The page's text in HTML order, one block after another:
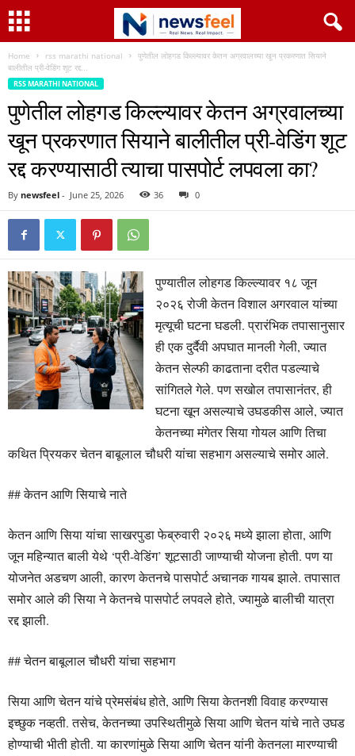
Home rss marathi national
पुणेतील लोहगड किल्ल्यावर केतन अग्रवालच्या खून प्रकरणात सियाने
बालीतील प्री-वेडिंग शूट रद्द...
RSS MARATHI NATIONAL
पुणेतील लोहगड किल्ल्यावर केतन अग्रवालच्या
खून प्रकरणात सियाने बालीतील प्री-वेडिंग शूट
रद्द करण्यासाठी त्याचा पासपोर्ट लपवला का?
By newsfeel - June 25, 2026 36 0
पुण्यातील लोहगड किल्ल्यावर १८ जून
२०२६ रोजी केतन विशाल अगरवाल यांच्या
मृत्यूची घटना घडली. प्रारंभिक तपासानुसार
ही एक दुर्दैवी अपघात मानली गेली, ज्यात
केतन सेल्फी काढताना दरीत पडल्याचे
सांगितले गेले. पण सखोल तपासानंतर, ही
घटना खून असल्याचे उघडकीस आले, ज्यात
केतनच्या मंगेतर सिया गोयल आणि तिचा
कथित प्रियकर चेतन बाबूलाल चौधरी यांचा सहभाग असल्याचे समोर आले.
## केतन आणि सियाचे नाते
केतन आणि सिया यांचा साखरपुडा फेब्रुवारी २०२६ मध्ये झाला होता, आणि
जून महिन्यात बाली येथे ‘प्री-वेडिंग’ शूटसाठी जाण्याची योजना होती. पण या
योजनेत अडचण आली, कारण केतनचे पासपोर्ट अचानक गायब झाले. तपासात
समोर आले की सिया ने केतनचे पासपोर्ट लपवले होते, ज्यामुळे बालीची यात्रा
रद्द झाली.
## चेतन बाबूलाल चौधरी यांचा सहभाग
सिया आणि चेतन यांचे प्रेमसंबंध होते, आणि सिया केतनशी विवाह करण्यास
इच्छुक नव्हती. तसेच, केतनच्या उपस्थितीमुळे सिया आणि चेतन यांचे नाते उघड
होण्याची भीती होती. या कारणांमुळे सिया आणि चेतन यांनी केतनला मारण्याची